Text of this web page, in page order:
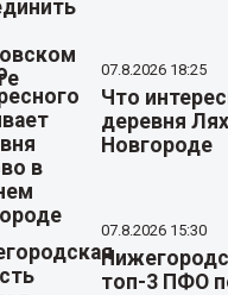
07.8.2026 18:25
Что
деревня
Новгороде
07.8.2026 15:30
топ-3 ПФО